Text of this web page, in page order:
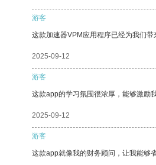
游客
这款加速器VPM应用程序已经为我们
2025-09-12
游客
这款app的学习氛围很浓厚，能够激励
2025-09-12
游客
这款app就像我的财务顾问，让我能够